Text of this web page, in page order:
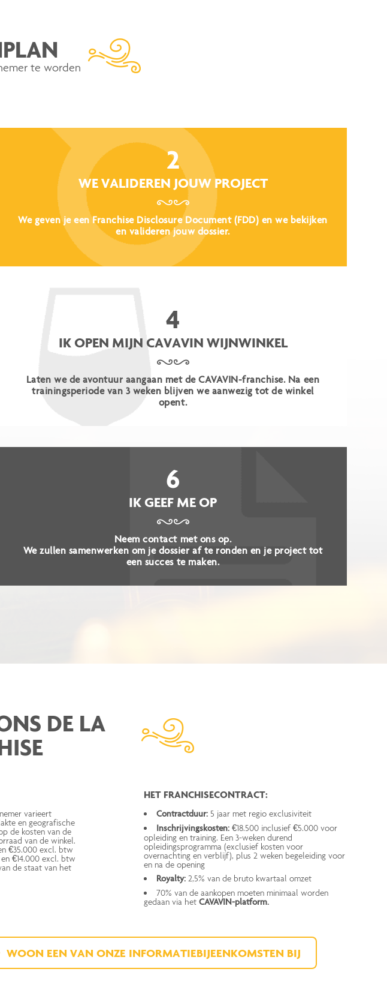
te worden
2
WE VALIDEREN JOUW PROJECT
We geven je een Franchise Disclosure Document (FDD) en we bekijken
en valideren jouw dossier.
4
IK OPEN MIJN CAVAVIN WIJNWINKEL
Laten we de avontuur aangaan met de CAVAVIN-franchise. Na een
trainingsperiode van 3 weken blijven we aanwezig tot de winkel
opent.
6
IK GEEF ME OP
Neem contact met ons op.
We zullen samenwerken om je dossier af te ronden en je project tot
een succes te maken.
DE LA
varieert
en geografische
de kosten van de
van de winkel.
€35.000 excl. btw
€14.000 excl. btw
de staat van het
HET FRANCHISECONTRACT:
Contractduur: 5 jaar met regio exclusiviteit
Inschrijvingskosten: €18.500 inclusief €5.000 voor
opleiding en training. Een 3-weken durend
opleidingsprogramma (exclusief kosten voor
overnachting en verblijf), plus 2 weken begeleiding voor
en na de opening
Royalty: 2,5% van de bruto kwartaal omzet
70% van de aankopen moeten minimaal worden
gedaan via hetCAVAVIN-platform.
WOON EEN VAN ONZE INFORMATIEBIJEENKOMSTEN BIJ